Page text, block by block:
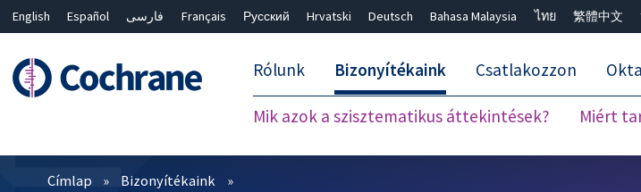
English Español فارسی Français Русский Hrvatski Deutsch Bahasa Malaysia ไทย 繁體中文
Rólunk Bizonyítékaink
Mik azok a szisztematikus áttekintések? Miért
Csatlakozzon
Szűrők
Címlap Bizonyítékaink